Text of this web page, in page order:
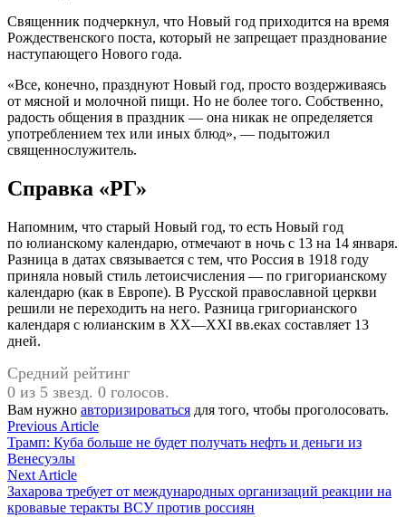
Священник подчеркнул, что Новый год приходится на время
Рождественского поста, который не запрещает празднование
наступающего Нового года.
«Все, конечно, празднуют Новый год, просто воздерживаясь
от мясной и молочной пищи. Но не более того. Собственно,
радость общения в праздник — она никак не определяется
употреблением тех или иных блюд», — подытожил
священнослужитель.
Справка «РГ»
Напомним, что старый Новый год, то есть Новый год
по юлианскому календарю, отмечают в ночь с 13 на 14 января.
Разница в датах связывается с тем, что Россия в 1918 году
приняла новый стиль летоисчисления — по григорианскому
календарю (как в Европе). В Русской православной церкви
решили не переходить на него. Разница григорианского
календаря с юлианским в XX—XXI вв.еках составляет 13
дней.
Средний рейтинг
0 из 5 звезд. 0 голосов.
Вам нужно авторизироваться для того, чтобы проголосовать.
Навигация
по
записям
Previous ArticlePrevious
article:
Трамп: Куба больше не будет получать нефть и деньги из
Венесуэлы
Next ArticleNext
article:
Захарова требует от международных организаций реакции на
кровавые теракты ВСУ против россиян